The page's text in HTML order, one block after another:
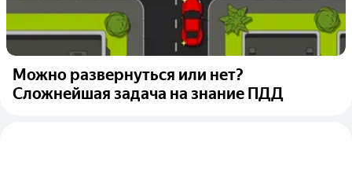
Можно развернуться или нет?
Сложнейшая задача на знание ПДД